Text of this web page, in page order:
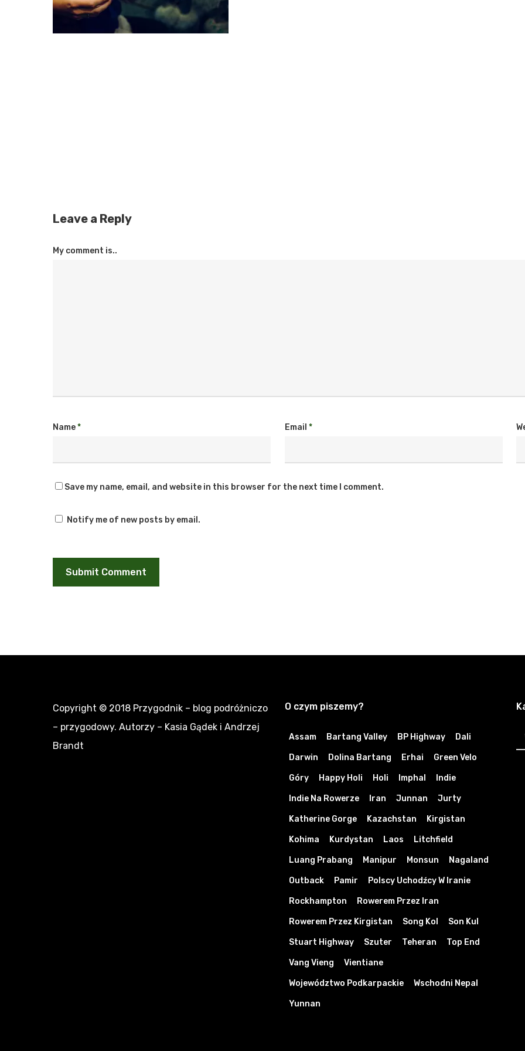
Leave a Reply
My comment is..
Name* Email *
Save my name, email, and website in this browser for the next time I comment.
Notify me of new posts by email.
Copyright © 2018 Przygodnik – blog podróżniczo
– przygodowy. Autorzy – Kasia Gądek i Andrzej
Brandt
O czym piszemy?
Assam Bartang Valley BP Highway Dali
Darwin Dolina Bartang Erhai Green Velo
Góry Happy Holi Holi Imphal Indie
Indie Na Rowerze Iran Junnan Jurty
Katherine Gorge Kazachstan Kirgistan
Kohima Kurdystan Laos Litchfield
Luang Prabang Manipur Monsun Nagaland
Outback Pamir Polscy Uchodźcy W Iranie
Rockhampton Rowerem Przez Iran
Rowerem Przez Kirgistan Song Kol Son Kul
Stuart Highway Szuter Teheran Top End
Vang Vieng Vientiane
Województwo Podkarpackie Wschodni Nepal
Yunnan